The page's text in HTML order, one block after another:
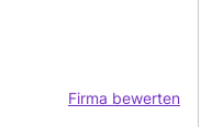
Firma bewerten